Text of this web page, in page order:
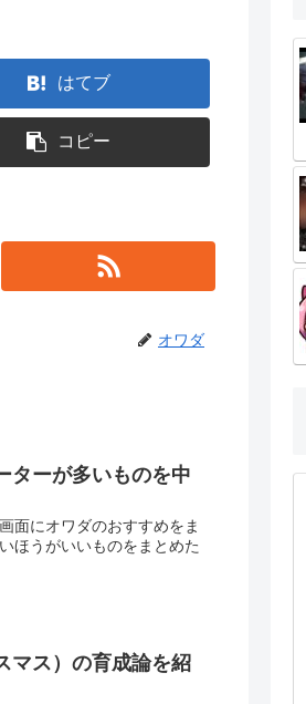
はてブ
コピー
オワダ
ターが多いものを中
面にオワダのおすすめをま
ほうがいいものをまとめた
マス）の育成論を紹